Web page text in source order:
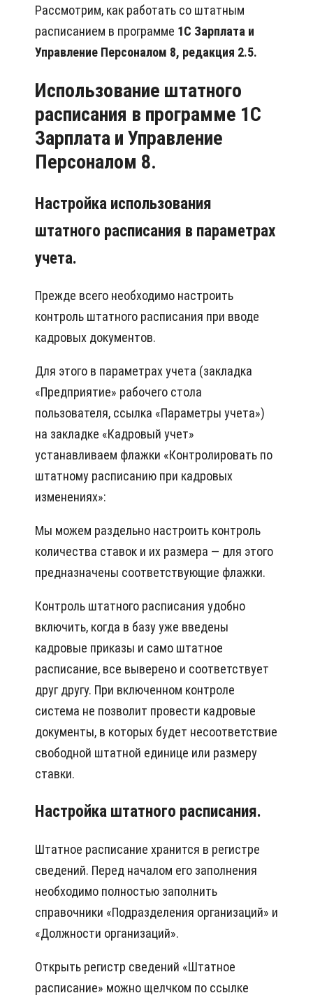
Рассмотрим, как работать со штатным
расписанием в программе 1С Зарплата и
Управление Персоналом 8, редакция 2.5.
Использование штатного
расписания в программе 1С
Зарплата и Управление
Персоналом 8.
Настройка использования
штатного расписания в параметрах
учета.
Прежде всего необходимо настроить
контроль штатного расписания при вводе
кадровых документов.
Для этого в параметрах учета (закладка
«Предприятие» рабочего стола
пользователя, ссылка «Параметры учета»)
на закладке «Кадровый учет»
устанавливаем флажки «Контролировать по
штатному расписанию при кадровых
изменениях»:
Мы можем раздельно настроить контроль
количества ставок и их размера — для этого
предназначены соответствующие флажки.
Контроль штатного расписания удобно
включить, когда в базу уже введены
кадровые приказы и само штатное
расписание, все выверено и соответствует
друг другу. При включенном контроле
система не позволит провести кадровые
документы, в которых будет несоответствие
свободной штатной единице или размеру
ставки.
Настройка штатного расписания.
Штатное расписание хранится в регистре
сведений. Перед началом его заполнения
необходимо полностью заполнить
справочники «Подразделения организаций» и
«Должности организаций».
Открыть регистр сведений «Штатное
расписание» можно щелчком по ссылке